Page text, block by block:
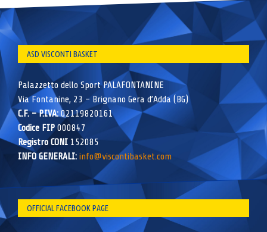
ASD VISCONTI BASKET
Palazzetto dello Sport PALAFONTANINE
Via Fontanine, 23 – Brignano Gera d’Adda (BG)
C.F. – P.IVA:02119820161
Codice FIP000847
Registro CONI 152085
INFO GENERALI: info@viscontibasket.com
OFFICIAL FACEBOOK PAGE